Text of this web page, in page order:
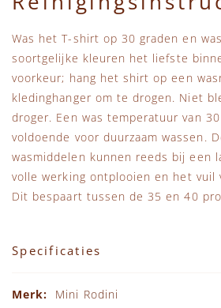
Was het T-shirt op 30 graden en
soortgelijke kleuren het liefste
voorkeur; hang het shirt op een
kledinghanger om te drogen. Niet
droger. Een was temperatuur van
voldoende voor duurzaam wassen.
wasmiddelen kunnen reeds bij een
volle werking ontplooien en het vuil
Dit bespaart tussen de 35 en 40
Specificaties
Mini Rodini